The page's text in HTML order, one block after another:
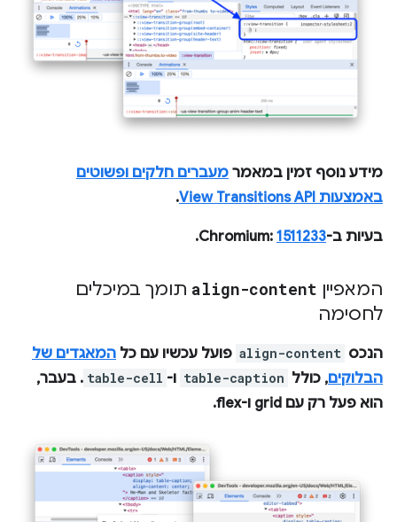
מידע נוסף זמין במאמר מעברים חלקים ופשוטים
באמצעות View Transitions API
.
בעיות ב-Chromium:1511233
.
המאפיין align-content תומך במיכלים
לחסימה
הנכס align-content פועל עכשיו עם כל המאגדים של
הבלוקים, כולל table-caption ו- table-cell . בעבר,
הוא פעל רק עם grid ו-flex.